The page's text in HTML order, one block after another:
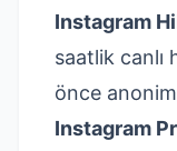
Instagram
saatlik canlı
önce
Instagram